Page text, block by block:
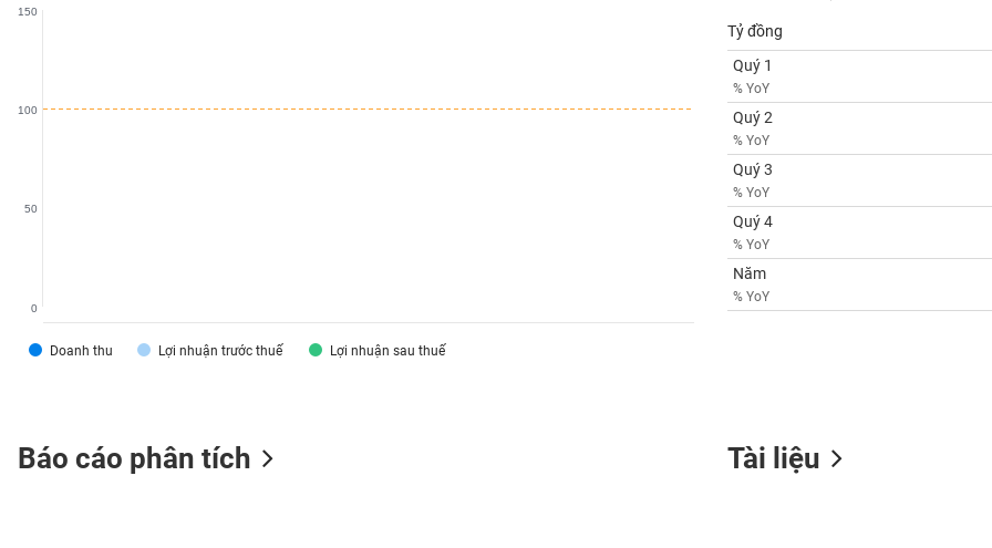
Doanh thu Lợi nhuận trước thuế Lợi nhuận sau thuế
0
50
100
150
Tỷ đồng
Quý 1
% YoY
Quý 2
% YoY
Quý 3
% YoY
Quý 4
% YoY
Năm
% YoY
Báo cáo phân tích Tài liệu
KHỎE
CÔNG